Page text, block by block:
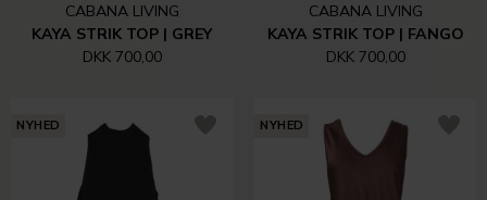
CABANA LIVING
KAYA STRIK TOP | GREY
DKK 700,00
CABANA LIVING
KAYA STRIK TOP | FANGO
DKK 700,00
NYHED NYHED